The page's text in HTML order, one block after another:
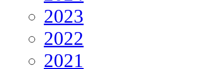
2023
2022
2021